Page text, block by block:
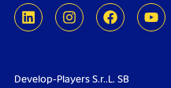
Develop-Players S.r..L. SB